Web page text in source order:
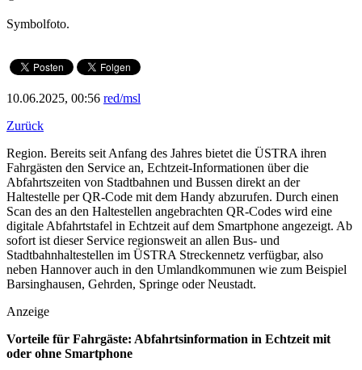
Symbolfoto.
10.06.2025, 00:56 red/msl
Zurück
Region. Bereits seit Anfang des Jahres bietet die ÜSTRA ihren
Fahrgästen den Service an, Echtzeit-Informationen über die
Abfahrtszeiten von Stadtbahnen und Bussen direkt an der
Haltestelle per QR-Code mit dem Handy abzurufen. Durch einen
Scan des an den Haltestellen angebrachten QR-Codes wird eine
digitale Abfahrtstafel in Echtzeit auf dem Smartphone angezeigt. Ab
sofort ist dieser Service regionsweit an allen Bus- und
Stadtbahnhaltestellen im ÜSTRA Streckennetz verfügbar, also
neben Hannover auch in den Umlandkommunen wie zum Beispiel
Barsinghausen, Gehrden, Springe oder Neustadt.
Anzeige
Vorteile für Fahrgäste: Abfahrtsinformation in Echtzeit mit
oder ohne Smartphone